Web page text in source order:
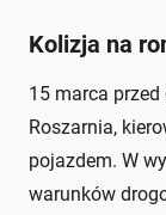
Kolizja na
15 marca
Roszarnia,
pojazdem. W
warunków